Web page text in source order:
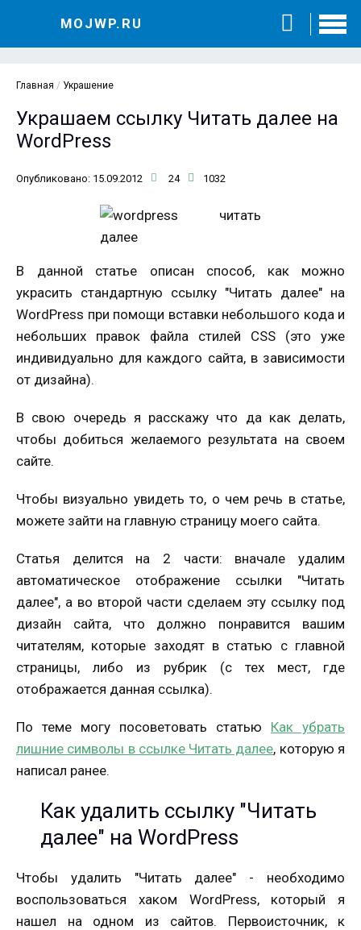
MOJWP.RU
Главная / Украшение
Украшаем ссылку Читать далее на
WordPress
Опубликовано: 15.09.2012 24 1032
В данной статье описан способ, как можно
украсить стандартную ссылку "Читать далее" на
WordPress при помощи вставки небольшого кода и
небольших правок файла стилей CSS (это уже
индивидуально для каждого сайта, в зависимости
от дизайна).
В свою очередь я расскажу что да как делать,
чтобы добиться желаемого результата на своем
сайте.
Чтобы визуально увидеть то, о чем речь в статье,
можете зайти на главную страницу моего сайта.
Статья делится на 2 части: вначале удалим
автоматическое отображение ссылки "Читать
далее", а во второй части сделаем эту ссылку под
дизайн сайта, что должно понравится вашим
читателям, которые заходят в статью с главной
страницы, либо из рубрик (с тех мест, где
отображается данная ссылка).
По теме могу посоветовать статью Как убрать
лишние символы в ссылке Читать далее, которую я
написал ранее.
Как удалить ссылку "Читать
далее" на WordPress
Чтобы удалить "Читать далее" - необходимо
воспользоваться хаком WordPress, который я
нашел на одном из сайтов. Первоисточник, к